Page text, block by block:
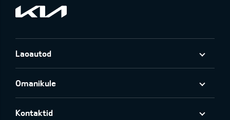
Laoautod
Omanikule
Kontaktid